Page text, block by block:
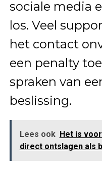
sociale media
los. Veel
het contact
een penalty
spraken van
beslissing.
Lees ook Het is
direct ontslagen als